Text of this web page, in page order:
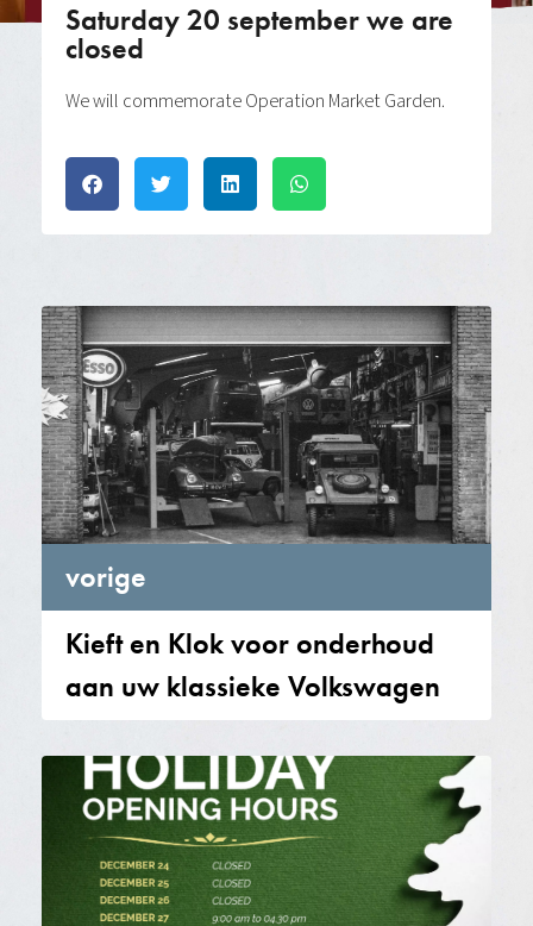
Saturday 20 september we are
closed
We will commemorate Operation Market Garden.
vorige
Kieft en Klok voor onderhoud
aan uw klassieke Volkswagen